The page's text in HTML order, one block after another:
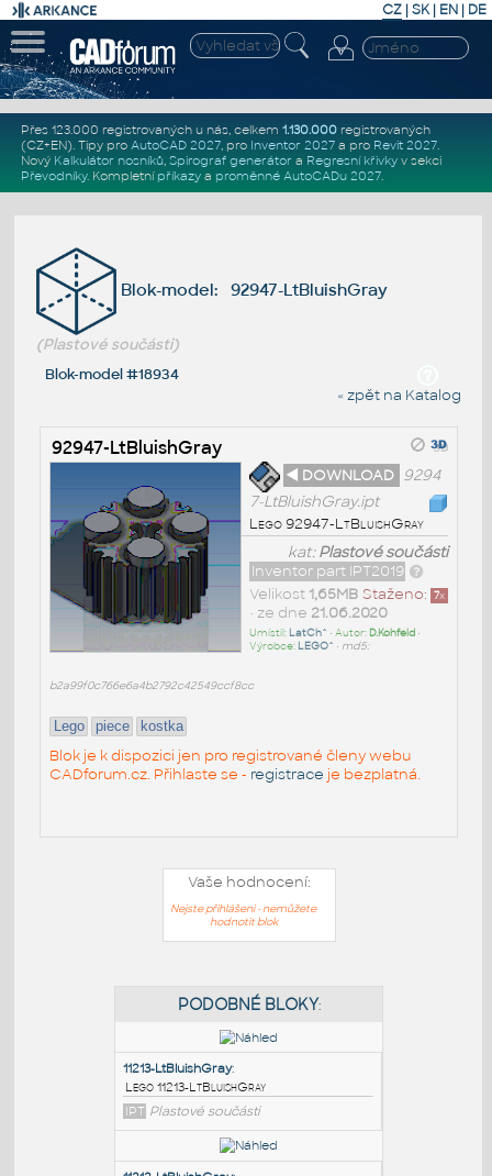
CZ | SK| EN | DE
Přes 123.000 registrovaných u nás, celkem 1.130.000registrovaných
(CZ+EN). Tipy pro AutoCAD 2027, pro Inventor 2027a pro Revit 2027.
Nový Kalkulátor nosníků, Spirograf generátor a Regresní křivkyv sekci
Převodníky. Kompletní příkazya proměnné AutoCADu 2027.
Blok-model: 92947-LtBluishGray
(Plastové součásti)
Blok-model #18934
« zpět na Katalog
92947-LtBluishGray
◄ DOWNLOAD 9294
7-LtBluishGray.ipt
Lego 92947-LtBluishGray
kat:Plastové součásti
Inventor part IPT2019
Staženo: 7x
Velikost 1,65MB
• ze dne 21.06.2020
Umístil: LatCh^ • Autor: D.Kohfeld•
Výrobce: LEGO^ • md5:
b2a99f0c766e6a4b2792c42549ccf8cc
Lego piece kostka
Blok je k dispozici jen pro registrované členy webu
CADforum.cz. Přihlaste se - registrace je bezplatná.
Vaše hodnocení:
Nejste přihlášeni - nemůžete
hodnotit blok